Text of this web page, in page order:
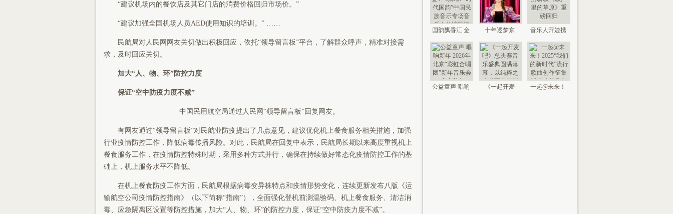
“建议机场内的餐饮店及其它门店的消费价格回归市场价。”
“建议加强全国机场人员AED使用知识的培训。” ……
民航局对人民网网友关切做出积极回应，依托“领导留言板”平台，了解群众呼声，精准对接需
求，及时回应关切。
加大“人、物、环”防控力度
保证“空中防疫力度不减”
中国民用航空局通过人民网“领导留言板”回复网友。
有网友通过“领导留言板”对民航业防疫提出了几点意见，建议优化机上餐食服务相关措施，加强
行业疫情防控工作，降低病毒传播风险。对此，民航局在回复中表示，民航局长期以来高度重视机上
餐食服务工作，在疫情防控特殊时期，采用多种方式并行，确保在持续做好常态化疫情防控工作的基
础上，机上服务水平不降低。
在机上餐食防疫工作方面，民航局根据病毒变异株特点和疫情形势变化，连续更新发布八版《运
输航空公司疫情防控指南》（以下简称“指南”），全面强化登机前测温验码、机上餐食服务、清洁消
毒、应急隔离区设置等防控措施，加大“人、物、环”的防控力度，保证“空中防疫力度不减”。
国韵飘香江 金
钟鸣未来 “时代
国
十年逐梦京
城，以艺传情
家乡——
音乐人亓婕携
新歌《歌声里
的草
公益童声 唱响
《一起开麦
一起@未来！